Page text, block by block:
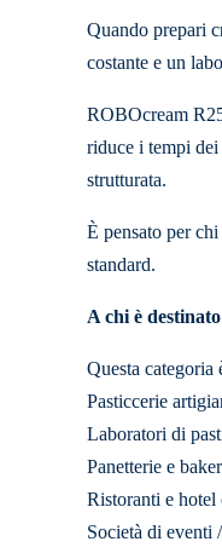
Quando prepari
costante e un
ROBOcream
riduce i tempi dei
strutturata.
È pensato per
standard.
A chi è destinato
Questa categoria
Pasticcerie
Laboratori di
Panetterie e
Ristoranti e hotel
Società di eventi